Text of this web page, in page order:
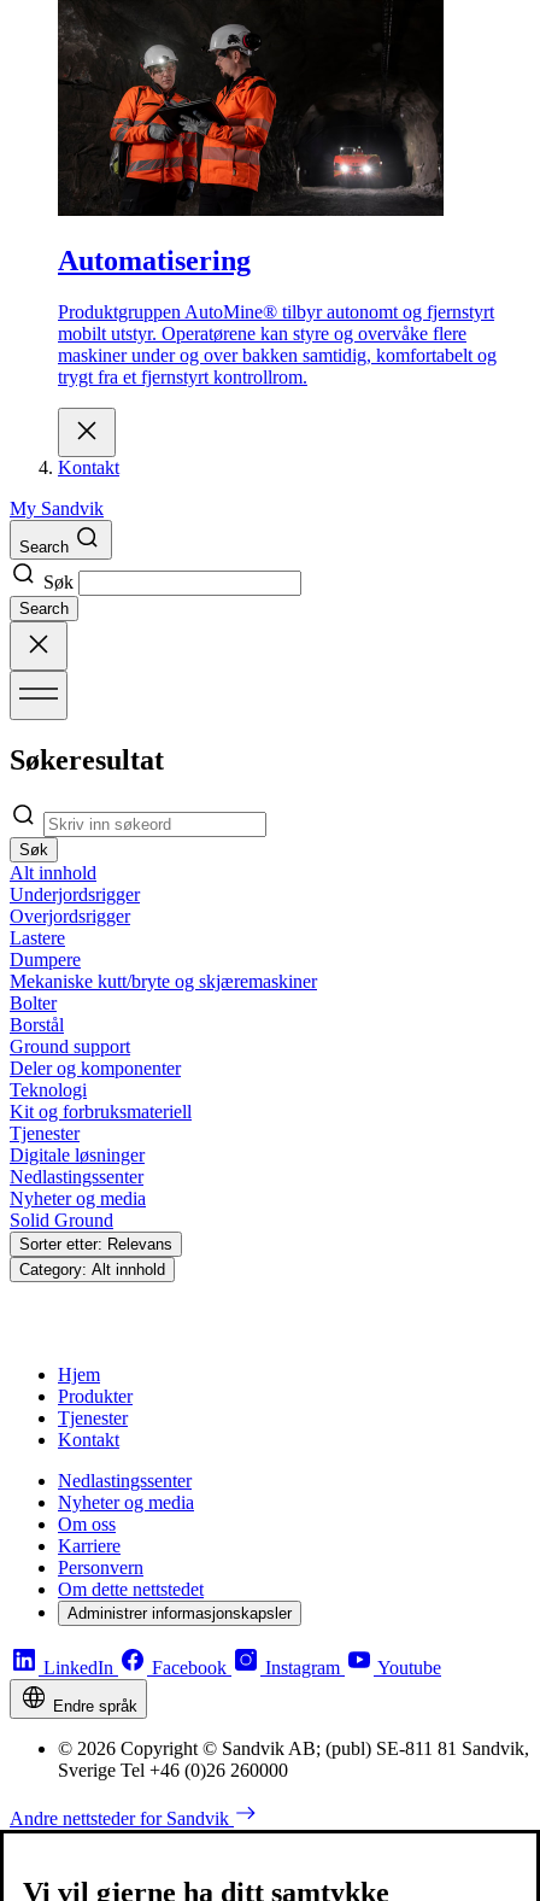
Automatisering
Produktgruppen AutoMine® tilbyr autonomt og fjernstyrt
mobilt utstyr. Operatørene kan styre og overvåke flere
maskiner under og over bakken samtidig, komfortabelt og
trygt fra et fjernstyrt kontrollrom.
Kontakt
My Sandvik
Search
Søk
Search
Søkeresultat
Søk
Alt innhold
Underjordsrigger
Overjordsrigger
Lastere
Dumpere
Mekaniske kutt/bryte og skjæremaskiner
Bolter
Borstål
Ground support
Deler og komponenter
Teknologi
Kit og forbruksmateriell
Tjenester
Digitale løsninger
Nedlastingssenter
Nyheter og media
Solid Ground
Sorter etter: Relevans
Category: Alt innhold
Hjem
Produkter
Tjenester
Kontakt
Nedlastingssenter
Nyheter og media
Om oss
Karriere
Personvern
Om dette nettstedet
Administrer informasjonskapsler
LinkedIn Facebook Instagram Youtube
Endre språk
© 2026 Copyright © Sandvik AB; (publ) SE-811 81 Sandvik,
Sverige Tel +46 (0)26 260000
Andre nettsteder for Sandvik
Vi vil gjerne ha ditt samtykke